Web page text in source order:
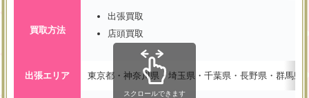
買取方法
出張買取
店頭買取
出張エリア 東京都・神奈川県・埼玉県・千葉県・長野県・群馬県
スクロールできます